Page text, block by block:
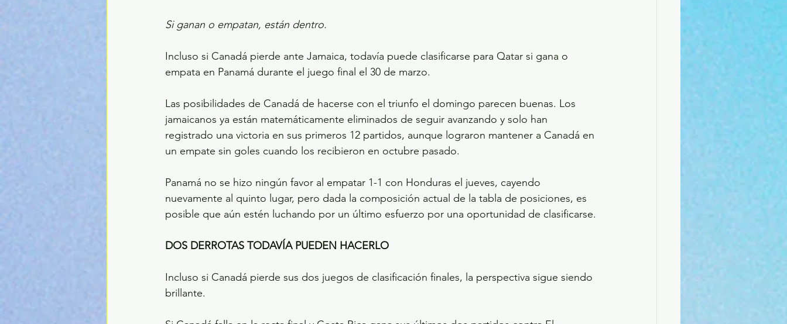
Si ganan o empatan, están dentro.
Incluso si Canadá pierde ante Jamaica, todavía puede clasificarse para Qatar si gana o
empata en Panamá durante el juego final el 30 de marzo.
Las posibilidades de Canadá de hacerse con el triunfo el domingo parecen buenas. Los
jamaicanos ya están matemáticamente eliminados de seguir avanzando y solo han
registrado una victoria en sus primeros 12 partidos, aunque lograron mantener a Canadá en
un empate sin goles cuando los recibieron en octubre pasado.
Panamá no se hizo ningún favor al empatar 1-1 con Honduras el jueves, cayendo
nuevamente al quinto lugar, pero dada la composición actual de la tabla de posiciones, es
posible que aún estén luchando por un último esfuerzo por una oportunidad de clasificarse.
DOS DERROTAS TODAVÍA PUEDEN HACERLO
Incluso si Canadá pierde sus dos juegos de clasificación finales, la perspectiva sigue siendo
brillante.